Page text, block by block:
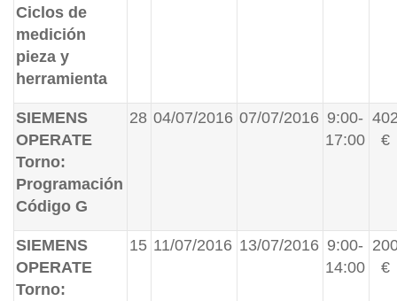
Ciclos de
medición
pieza y
herramienta
SIEMENS
OPERATE
Torno:
Programación
Código G
28 04/07/2016 07/07/2016 9:00-
17:00
€
SIEMENS
OPERATE
Torno:
15 11/07/2016 13/07/2016 9:00-
14:00
€